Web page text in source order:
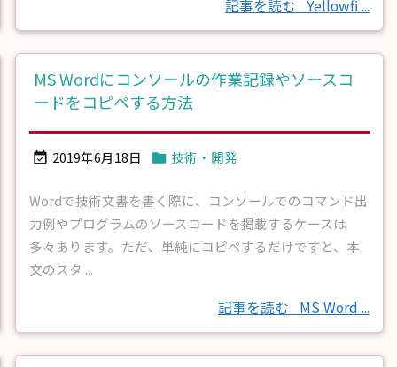
記事を読む Yellowfi ...
MS Wordにコンソールの作業記録やソースコ
ードをコピペする方法
 2019年6月18日  技術・開発
Wordで技術文書を書く際に、コンソールでのコマンド出
力例やプログラムのソースコードを掲載するケースは
多々あります。ただ、単純にコピペするだけですと、本
文のスタ ...
記事を読む MS Word ...